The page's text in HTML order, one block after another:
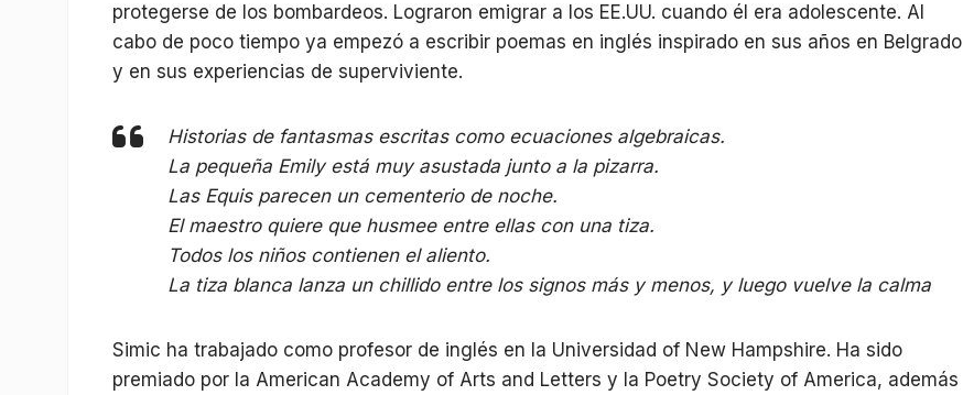
protegerse de los bombardeos. Lograron emigrar a los EE.UU. cuando él era adolescente. Al
cabo de poco tiempo ya empezó a escribir poemas en inglés inspirado en sus años en Belgrado
y en sus experiencias de superviviente.
Historias de fantasmas escritas como ecuaciones algebraicas.
La pequeña Emily está muy asustada junto a la pizarra.
Las Equis parecen un cementerio de noche.
El maestro quiere que husmee entre ellas con una tiza.
Todos los niños contienen el aliento.
La tiza blanca lanza un chillido entre los signos más y menos, y luego vuelve la calma
Simic ha trabajado como profesor de inglés en la Universidad of New Hampshire. Ha sido
premiado por la American Academy of Arts and Letters y la Poetry Society of America, además